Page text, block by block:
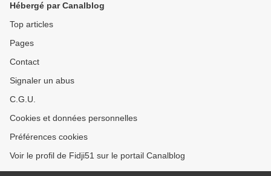
Hébergé par Canalblog
Top articles
Pages
Contact
Signaler un abus
C.G.U.
Cookies et données personnelles
Préférences cookies
Voir le profil de Fidji51 sur le portail Canalblog